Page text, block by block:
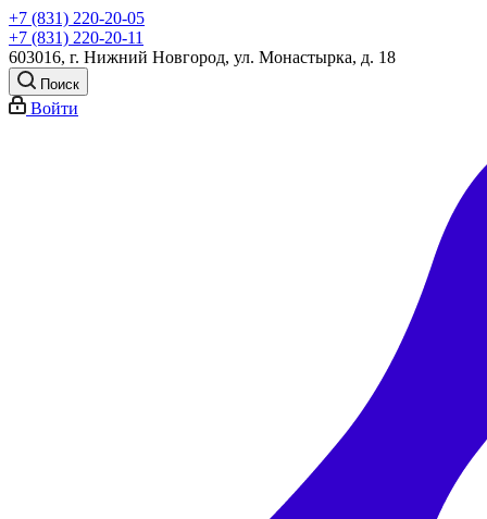
+7 (831) 220-20-05
+7 (831) 220-20-11
603016, г. Нижний Новгород, ул. Монастырка, д. 18
Поиск
Войти